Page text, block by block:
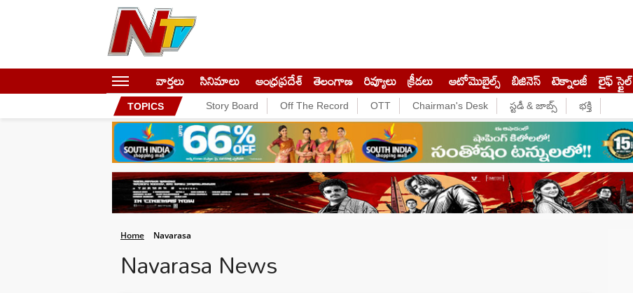
వార్తలు సినిమాలు ఆంధ్రప్రదేశ్ తెలంగాణ రివ్యూలు క్రీడలు ఆటోమొబైల్స్ బిజినెస్‌ టెక్నాలజీ లైఫ్ స్టైల్
TOPICS Story Board Off The Record OTT Chairman's Desk స్టడీ & జాబ్స్ భక్తి
Home Navarasa
Navarasa News